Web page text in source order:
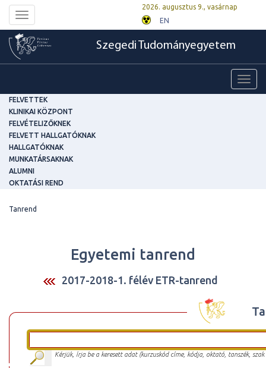
Toggle
navigation
2026. augusztus 9., vasárnap
EN
Szegedi Tudományegyetem
FELVETTEK
KLINIKAI KÖZPONT
FELVÉTELIZŐKNEK
FELVETT HALLGATÓKNAK
HALLGATÓKNAK
MUNKATÁRSAKNAK
ALUMNI
OKTATÁSI REND
Tanrend
Egyetemi tanrend
2017-2018-1. félév ETR-tanrend
Kérjük, írja be a keresett adat (kurzuskód címe, kódja, oktató, tanszék,